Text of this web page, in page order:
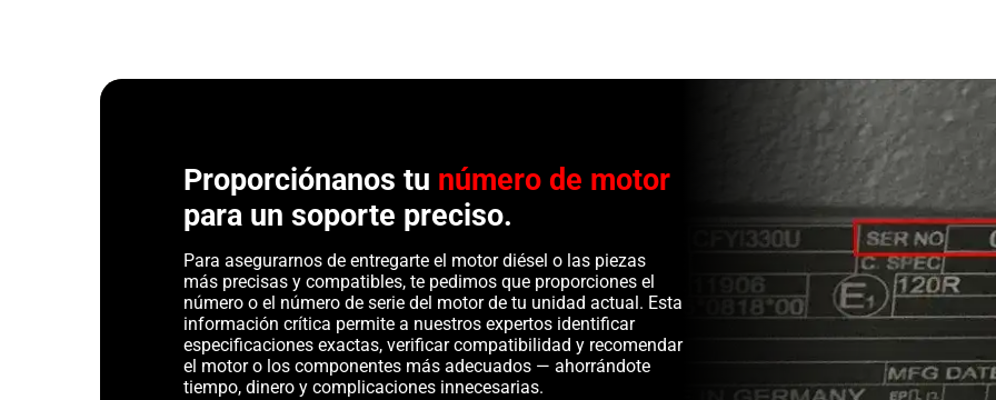
Proporciónanos tu número de motor
para un soporte preciso.
Para asegurarnos de entregarte el motor diésel o las piezas
más precisas y compatibles, te pedimos que proporciones el
número o el número de serie del motor de tu unidad actual. Esta
información crítica permite a nuestros expertos identificar
especificaciones exactas, verificar compatibilidad y recomendar
el motor o los componentes más adecuados — ahorrándote
tiempo, dinero y complicaciones innecesarias.